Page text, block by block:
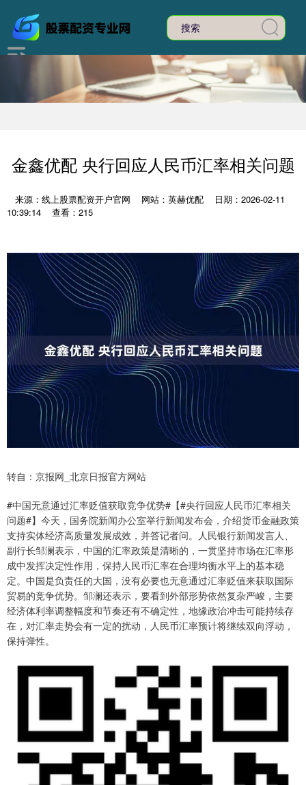
金鑫优配 央行回应人民币汇率相关问题
来源：线上股票配资开户官网 网站：英赫优配
日期：2026-02-11
10:39:14
查看：215
转自：京报网_北京日报官方网站
#中国无意通过汇率贬值获取竞争优势#【#央行回应人民币汇率相关
问题#】今天，国务院新闻办公室举行新闻发布会，介绍货币金融政策
支持实体经济高质量发展成效，并答记者问。人民银行新闻发言人、
副行长邹澜表示，中国的汇率政策是清晰的，一贯坚持市场在汇率形
成中发挥决定性作用，保持人民币汇率在合理均衡水平上的基本稳
定。中国是负责任的大国，没有必要也无意通过汇率贬值来获取国际
贸易的竞争优势。邹澜还表示，要看到外部形势依然复杂严峻，主要
经济体利率调整幅度和节奏还有不确定性，地缘政治冲击可能持续存
在，对汇率走势会有一定的扰动，人民币汇率预计将继续双向浮动，
保持弹性。